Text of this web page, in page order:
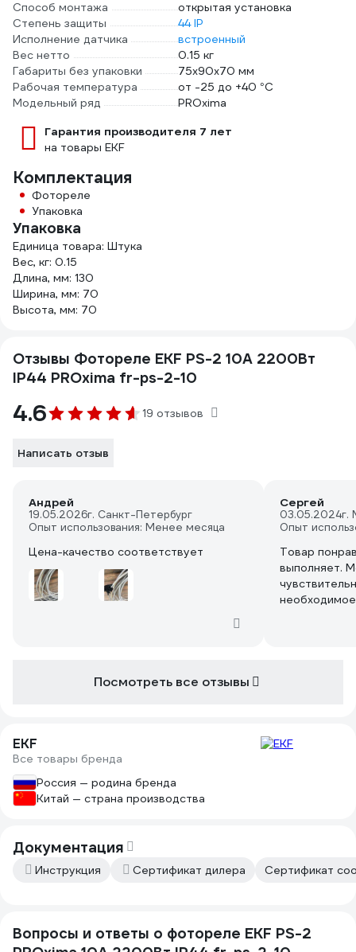
Способ монтажа
открытая установка
Степень защиты
44 IP
Исполнение датчика
встроенный
Вес нетто
0.15 кг
Габариты без упаковки
75х90х70 мм
Рабочая температура
от -25 до +40 °С
Модельный ряд
PROxima
Гарантия производителя 7 лет
на товары EKF
Комплектация
Фотореле
Упаковка
Упаковка
Единица товара: Штука
Вес, кг: 0.15
Длина, мм: 130
Ширина, мм: 70
Высота, мм: 70
Отзывы Фотореле EKF PS-2 10А 2200Вт
IP44 PROxima fr-ps-2-10
4.6 19 отзывов
Написать отзыв
Андрей
19.05.2026г. Санкт-Петербург
Опыт использования: Менее месяца
Цена-качество соответствует
Сергей
03.05.2024г.
Опыт
Товар
выполняет.
Посмотреть все отзывы
EKF
Все товары бренда
Россия — родина бренда
Китай — страна производства
Документация
Инструкция Сертификат дилера Сертификат
Вопросы и ответы о фотореле EKF PS-2